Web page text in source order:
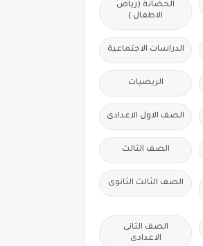
الحضانة (رياض
الاطفال )
الدراسات الاجتماعية
الريضيات
الصف الاول الاعدادى
الصف الثالث
الصف الثالث الثانوى
الصف الثانى
الاعدادى